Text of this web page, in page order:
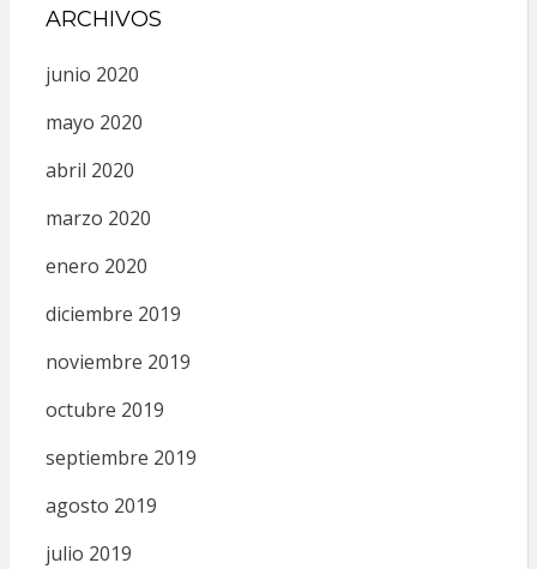
ARCHIVOS
junio 2020
mayo 2020
abril 2020
marzo 2020
enero 2020
diciembre 2019
noviembre 2019
octubre 2019
septiembre 2019
agosto 2019
julio 2019